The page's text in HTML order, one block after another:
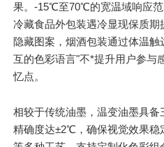
果。-15℃至70℃的宽温域响应范
冷藏食品外包装遇冷显现保质
隐藏图案，烟酒包装通过体温
互的色彩语言"不*提升用户参与
忆点。
相较于传统油墨，温变油墨具备
精确度达±2℃，确保视觉效果稳